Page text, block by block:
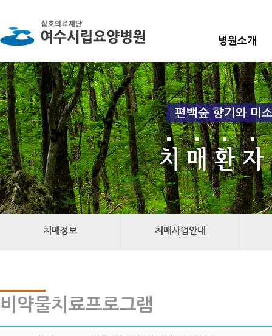
병원소개
치매정보 치매사업안내
비약물치료프로그램